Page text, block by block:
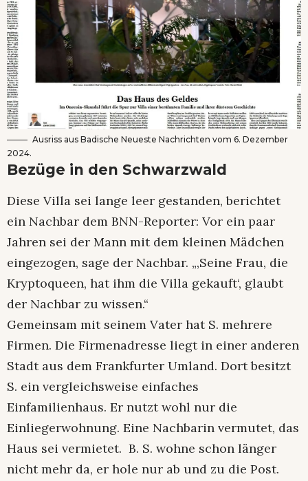
Ausriss aus Badische Neueste Nachrichten vom 6. Dezember
2024.
Bezüge in den Schwarzwald
Diese Villa sei lange leer gestanden, berichtet
ein Nachbar dem BNN-Reporter: Vor ein paar
Jahren sei der Mann mit dem kleinen Mädchen
eingezogen, sage der Nachbar. „‚Seine Frau, die
Kryptoqueen, hat ihm die Villa gekauft‘, glaubt
der Nachbar zu wissen.“
Gemeinsam mit seinem Vater hat S. mehrere
Firmen. Die Firmenadresse liegt in einer anderen
Stadt aus dem Frankfurter Umland. Dort besitzt
S. ein vergleichsweise einfaches
Einfamilienhaus. Er nutzt wohl nur die
Einliegerwohnung. Eine Nachbarin vermutet, das
Haus sei vermietet. B. S. wohne schon länger
nicht mehr da, er hole nur ab und zu die Post.